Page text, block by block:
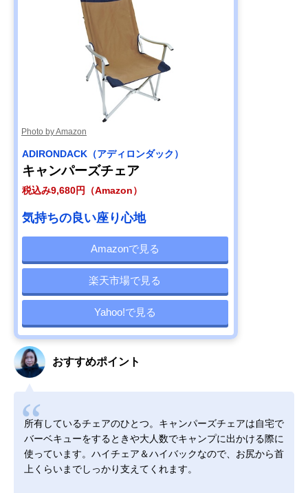
Photo by Amazon
ADIRONDACK（アディロンダック）
キャンパーズチェア
税込み9,680円（Amazon）
気持ちの良い座り心地
Amazonで見る
楽天市場で見る
Yahoo!で見る
おすすめポイント
所有しているチェアのひとつ。キャンパーズチェアは自宅で
バーベキューをするときや大人数でキャンプに出かける際に
使っています。ハイチェア＆ハイバックなので、お尻から首
上くらいまでしっかり支えてくれます。